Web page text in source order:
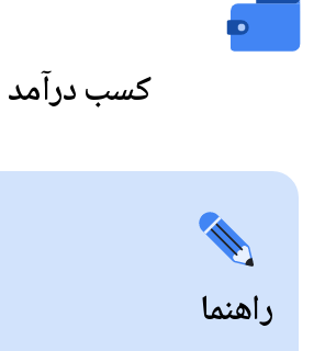
کسب درآمد
راهنما